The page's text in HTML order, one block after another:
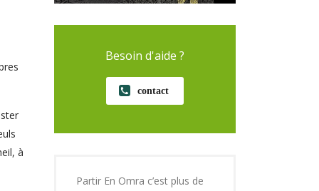
à
Besoin d'aide ?
contact
Partir En Omra c’est plus de